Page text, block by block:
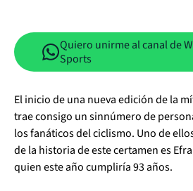
Quiero unirme al canal de
Sports
El inicio de una nueva edición de la
trae consigo un sinnúmero de
los fanáticos del ciclismo. Uno de
de la historia de este certamen es
quien este año cumpliría 93 años.